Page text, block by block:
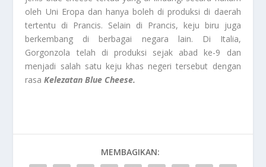
oleh Uni Eropa dan hanya boleh di produksi di daerah
tertentu di Prancis. Selain di Prancis, keju biru juga
berkembang di berbagai negara lain. Di Italia,
Gorgonzola telah di produksi sejak abad ke-9 dan
menjadi salah satu keju khas negeri tersebut dengan
rasaKelezatan Blue Cheese.
MEMBAGIKAN: